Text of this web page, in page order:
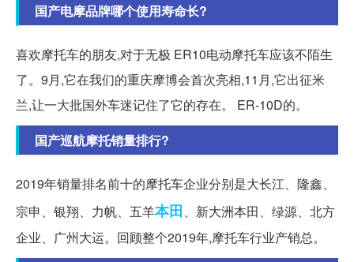
国产电摩品牌哪个使用寿命长?
喜欢摩托车的朋友,对于无极 ER10电动摩托车应该不陌生
了。9月,它在我们的重庆摩博会首次亮相,11月,它出征米
兰,让一大批国外车迷记住了它的存在。 ER-10D的。
国产巡航摩托销量排行?
2019年销量排名前十的摩托车企业分别是大长江、隆鑫、
宗申、银翔、力帆、五羊本田、新大洲本田、绿源、北方
企业、广州大运。回顾整个2019年,摩托车行业产销总。